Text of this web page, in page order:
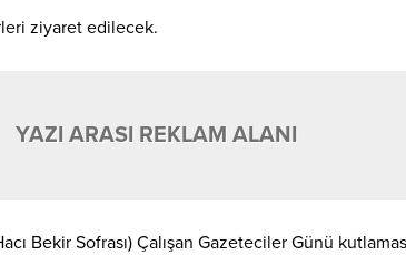
ziyaret edilecek.
YAZI ARASI REKLAM ALANI
Bekir Sofrası) Çalışan Gazeteciler Günü